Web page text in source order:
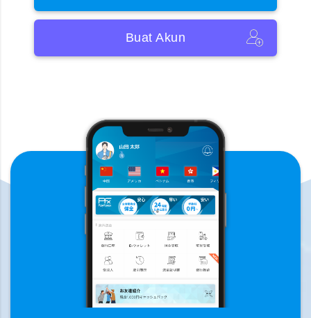
Buat Akun